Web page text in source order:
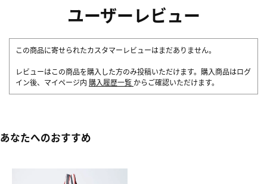
ユーザーレビュー
この商品に寄せられたカスタマーレビューはまだありません。
レビューはこの商品を購入した方のみ投稿いただけます。購入商品はログ
イン後、マイページ内 購入履歴一覧 からご確認いただけます。
あなたへのおすすめ